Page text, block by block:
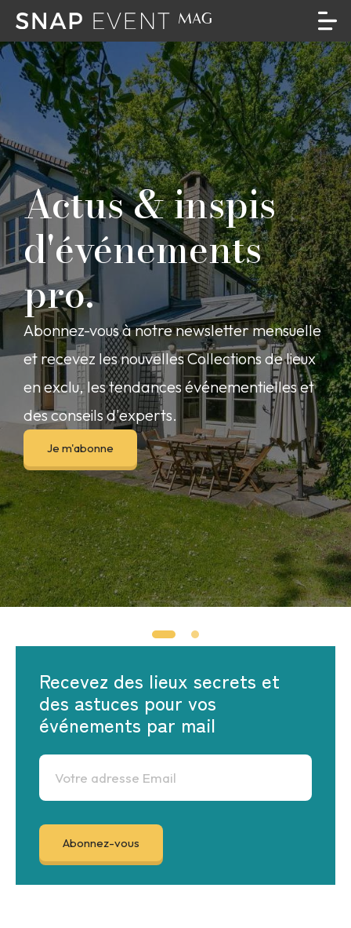
Actus & inspis
d'événements
pro.
Abonnez-vous à notre newsletter mensuelle
et recevez les nouvelles Collections de lieux
en exclu, les tendances événementielles et
des conseils d'experts.
Je m'abonne
Recevez des lieux secrets et
des astuces pour vos
événements par mail